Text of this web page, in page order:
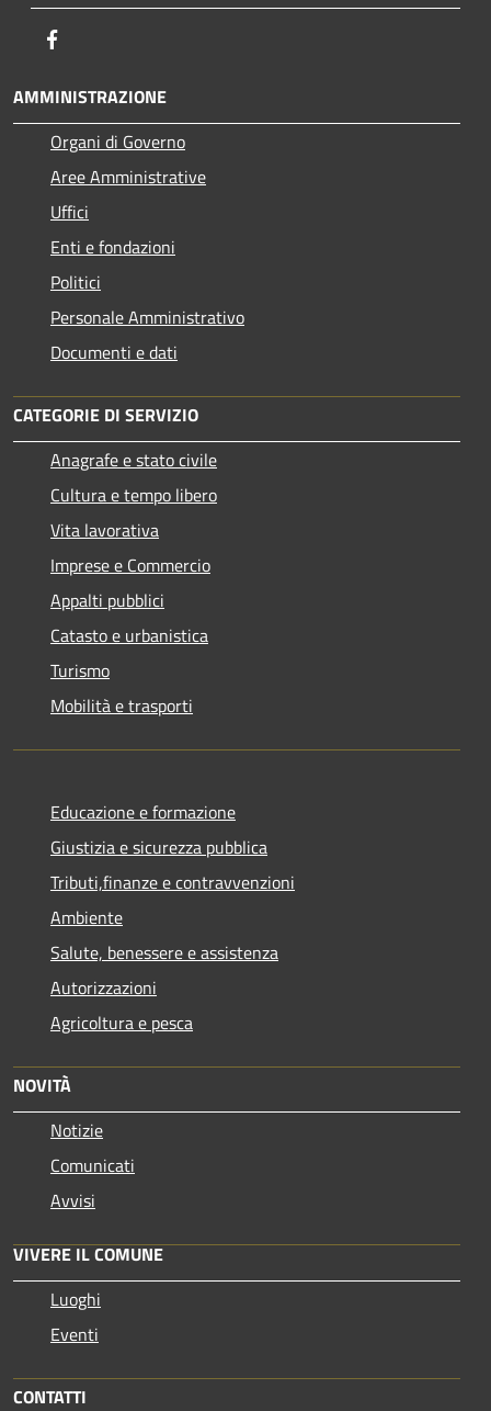
AMMINISTRAZIONE
Organi di Governo
Aree Amministrative
Uffici
Enti e fondazioni
Politici
Personale Amministrativo
Documenti e dati
CATEGORIE DI SERVIZIO
Anagrafe e stato civile
Cultura e tempo libero
Vita lavorativa
Imprese e Commercio
Appalti pubblici
Catasto e urbanistica
Turismo
Mobilità e trasporti
Educazione e formazione
Giustizia e sicurezza pubblica
Tributi,finanze e contravvenzioni
Ambiente
Salute, benessere e assistenza
Autorizzazioni
Agricoltura e pesca
NOVITÀ
Notizie
Comunicati
Avvisi
VIVERE IL COMUNE
Luoghi
Eventi
CONTATTI